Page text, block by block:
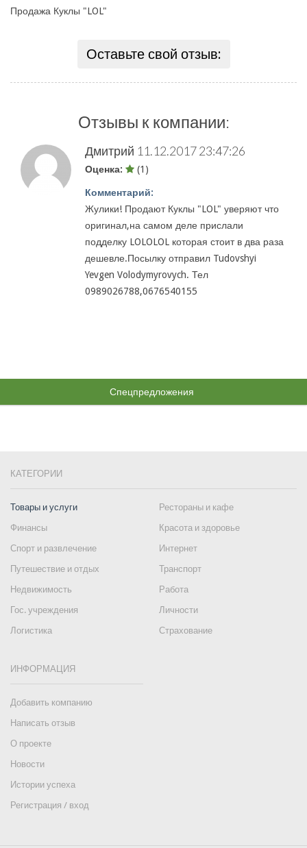
Продажа Куклы "LOL"
Оставьте свой отзыв:
Отзывы к компании:
Дмитрий 11.12.2017 23:47:26
Оценка: (1)
Комментарий:
Жулики! Продают Куклы "LOL" уверяют что
оригинал,на самом деле прислали
подделку LOLOLOL которая стоит в два раза
дешевле.Посылку отправил Tudovshyi
Yevgen Volodymyrovych. Тел
0989026788,0676540155
Спецпредложения
КАТЕГОРИИ
Товары и услуги
Рестораны и кафе
Финансы
Красота и здоровье
Спорт и развлечение
Интернет
Путешествие и отдых
Транспорт
Недвижимость
Работа
Гос. учреждения
Личности
Логистика
Страхование
ИНФОРМАЦИЯ
Добавить компанию
Написать отзыв
О проекте
Новости
Истории успеха
Регистрация / вход